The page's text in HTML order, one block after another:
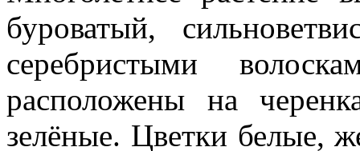
буроватый,
серебристыми
расположены на
зелёные. Цветки белые,